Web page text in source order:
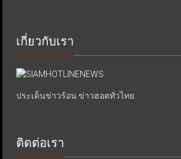
เกี่ยวกับเรา
ประเด็นข่าวร้อน ข่าวฮอตทั่วไทย.
ติดต่อเรา